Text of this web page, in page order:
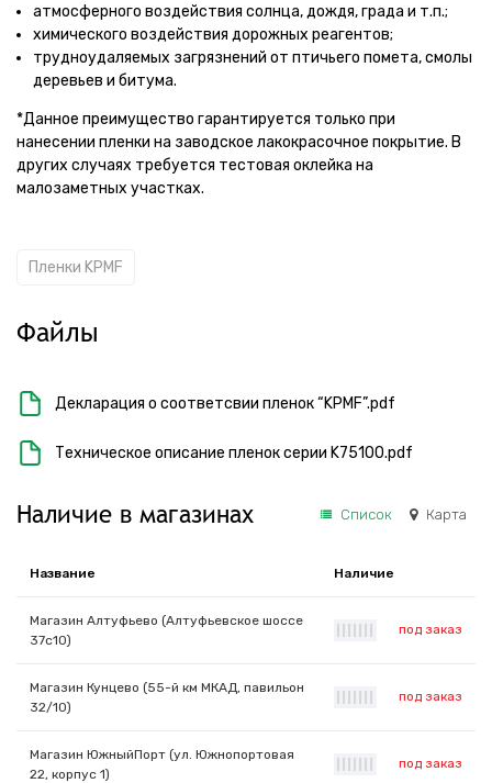
атмосферного воздействия солнца, дождя, града и т.п.;
химического воздействия дорожных реагентов;
трудноудаляемых загрязнений от птичьего помета, смолы
деревьев и битума.
*Данное преимущество гарантируется только при
нанесении пленки на заводское лакокрасочное покрытие. В
других случаях требуется тестовая оклейка на
малозаметных участках.
Пленки KPMF
Файлы
Декларация о соответсвии пленок “KPMF”.pdf
Техническое описание пленок серии K75100.pdf
Наличие в магазинах Список Карта
Название Наличие
Магазин Алтуфьево (Алтуфьевское шоссе
37с10)
под заказ
Магазин Кунцево (55-й км МКАД, павильон
32/10)
под заказ
Магазин ЮжныйПорт (ул. Южнопортовая
22, корпус 1)
под заказ